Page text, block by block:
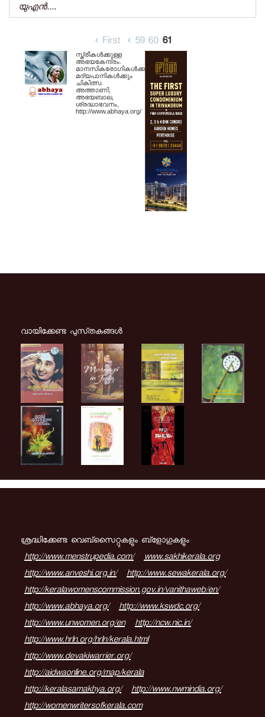
യുഎന്‍....
‹ First ‹ 59 60 61
സ്ത്രീകള്‍ക്കുള്ള
അഭയകേന്ദ്രം.
മാനസികരോഗികള്‍ക്കും
മദ്യപാനികള്‍ക്കും
ചികിത്സ.
അത്താണി,
അഭയബാല,
ശ്രദ്ധാഭവനം,
http://www.abhaya.org/
വായിക്കേണ്ട പുസ്‌തകങ്ങള്‍
ശ്രദ്ധിക്കേണ്ട വെബ്സൈറ്റുകളും ബ്ളോഗുകളും
http://www.menstrupedia.com/
www.sakhikerala.org
http://www.anveshi.org.in/
http://www.sewakerala.org/
http://keralawomenscommission.gov.in/vanithaweb/en/
http://www.abhaya.org/
http://www.kswdc.org/
http://www.unwomen.org/en
http://ncw.nic.in/
http://www.hrln.org/hrln/kerala.html
http://www.devakiwarrier.org/
http://aidwaonline.org/map/kerala
http://keralasamakhya.org/
http://www.nwmindia.org/
http://womenwritersofkerala.com